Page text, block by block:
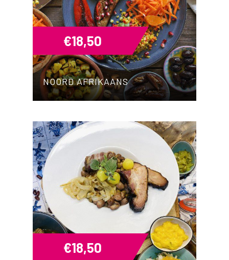
NOORD AFRIKAANS
€18,50
€18,50